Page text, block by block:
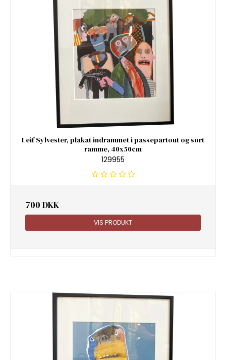
Leif Sylvester, plakat indrammet i passepartout og sort
ramme, 40x50cm
129955
700 DKK
VIS PRODUKT